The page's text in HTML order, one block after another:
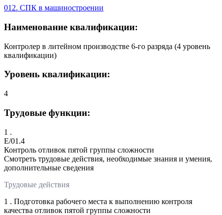
012. СПК в машиностроении
Наименование квалификации:
Контролер в литейном производстве 6-го разряда (4 уровень
квалификации)
Уровень квалификации:
4
Трудовые функции:
1 .
E/01.4
Контроль отливок пятой группы сложности
Смотреть трудовые действия, необходимые знания и умения,
дополнительные сведения
Трудовые действия
1 . Подготовка рабочего места к выполнению контроля
качества отливок пятой группы сложности